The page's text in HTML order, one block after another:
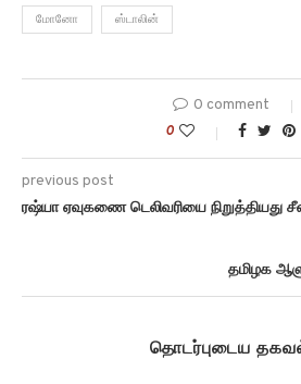
மோனோ ஸ்டாலின்
0 comment
0
previous post
ரஷ்யா ஏவுகணை டெலிவரியை நிறுத்தியது
தமிழக
தொடர்புடைய